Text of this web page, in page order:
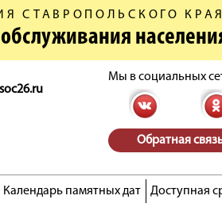
СТАВРОПОЛЬСКОГО КРАЯ
Мы в социальных
Обратная
Календарь памятных дат Доступная